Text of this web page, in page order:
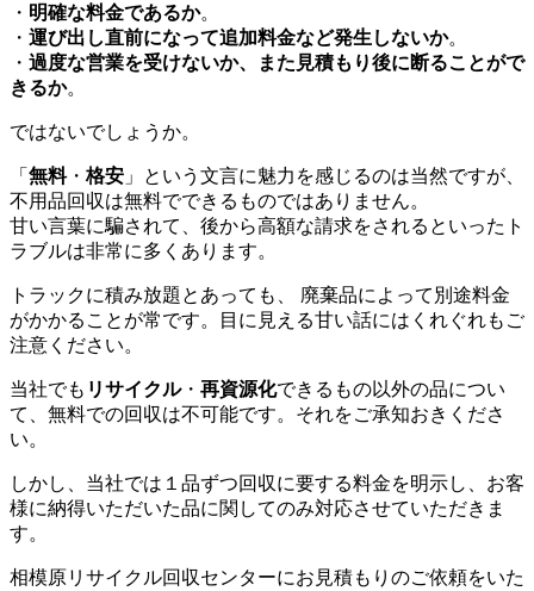
・ 明確な料金であるか。
・ 運び出し直前になって追加料金など発生しないか。
・ 過度な営業を受けないか、また見積もり後に断ることがで
きるか。
ではないでしょうか。
「 無料・ 格安 」という文言に魅力を感じるのは当然ですが、
不用品回収は無料でできるものではありません。
甘い言葉に騙されて、後から高額な請求をされるといったト
ラブルは非常に多くあります。
トラックに積み放題とあっても、 廃棄品によって別途料金
がかかることが常です。目に見える甘い話にはくれぐれもご
注意ください。
当社でも リサイクル・ 再資源化できるもの以外の品につい
て、無料での回収は不可能です。それをご承知おきくださ
い。
しかし、当社では１品ずつ回収に要する料金を明示し、お客
様に納得いただいた品に関してのみ対応させていただきま
す。
相模原リサイクル回収センターにお見積もりのご依頼をいた